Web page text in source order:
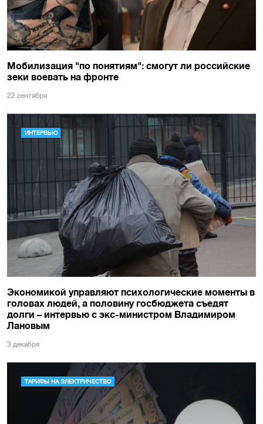
Мобилизация "по понятиям": смогут ли российские
зеки воевать на фронте
22 сентября
ИНТЕРВЬЮ
Экономикой управляют психологические моменты в
головах людей, а половину госбюджета съедят
долги – интервью с экс-министром Владимиром
Лановым
3 декабря
ТАРИФЫ НА ЭЛЕКТРИЧЕСТВО